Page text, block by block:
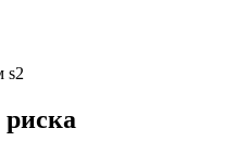
s2